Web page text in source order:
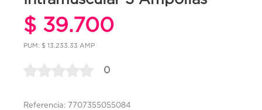
$ 39.700
PUM: $ 13,233.33 AMP
0
Referencia: 7707355055084